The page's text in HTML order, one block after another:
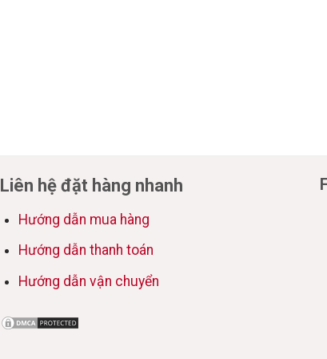
Liên hệ đặt hàng nhanh
Hướng dẫn mua hàng
Hướng dẫn thanh toán
Hướng dẫn vận chuyển